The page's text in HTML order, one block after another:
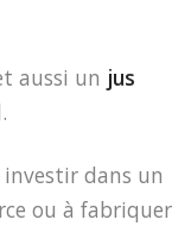
aussi un jus
dans un
ou à fabriquer